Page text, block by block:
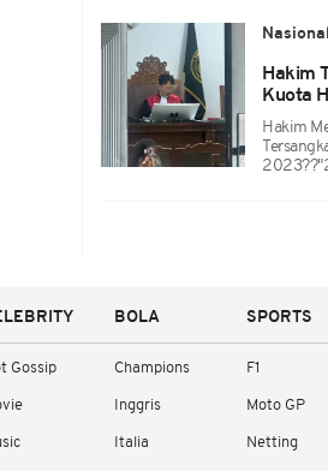
Nasional
Hakim
Kuota
Hakim
Gossip
BOLA
Champions
Inggris
Italia
SPORTS
F1
Moto GP
Netting